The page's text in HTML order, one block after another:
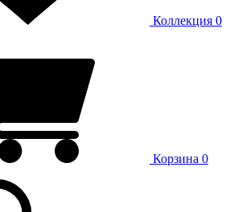
Коллекция 0
Корзина 0